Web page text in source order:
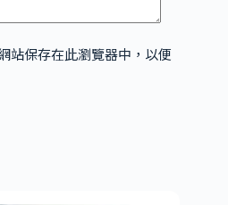
站保存在此瀏覽器中，以便